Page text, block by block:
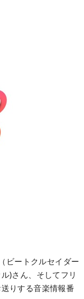
ビートクルセイダー
)さん、そしてフリ
りする音楽情報番